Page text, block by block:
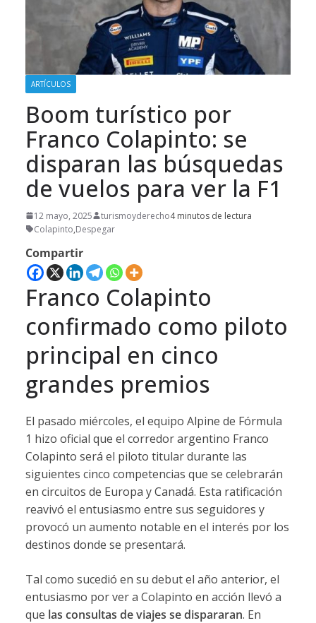
ARTÍCULOS
Boom turístico por
Franco Colapinto: se
disparan las búsquedas
de vuelos para ver la F1
12 mayo, 2025 turismoyderecho4 minutos de lectura
Colapinto,Despegar
Compartir
Franco Colapinto
confirmado como piloto
principal en cinco
grandes premios
El pasado miércoles, el equipo Alpine de Fórmula
1 hizo oficial que el corredorargentino Franco
Colapinto será el piloto titulardurante las
siguientes cinco competencias que se celebrarán
en circuitos de Europa yCanadá. Esta ratificación
reavivó el entusiasmo entre sus seguidores y
provocó un aumento notable en el interés por los
destinos donde se presentará.
Tal como sucedió en su debutel año anterior, el
entusiasmo porvera Colapinto en acción llevó a
que las consultas deviajes sedispararan. En